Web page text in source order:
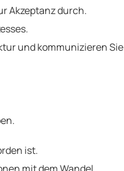
Akzeptanz durch.
und kommunizieren Sie
ist.